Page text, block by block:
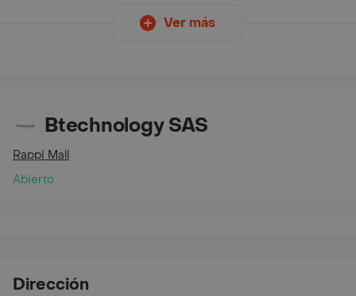
Ver más
Btechnology SAS
Rappi Mall
Abierto
Dirección